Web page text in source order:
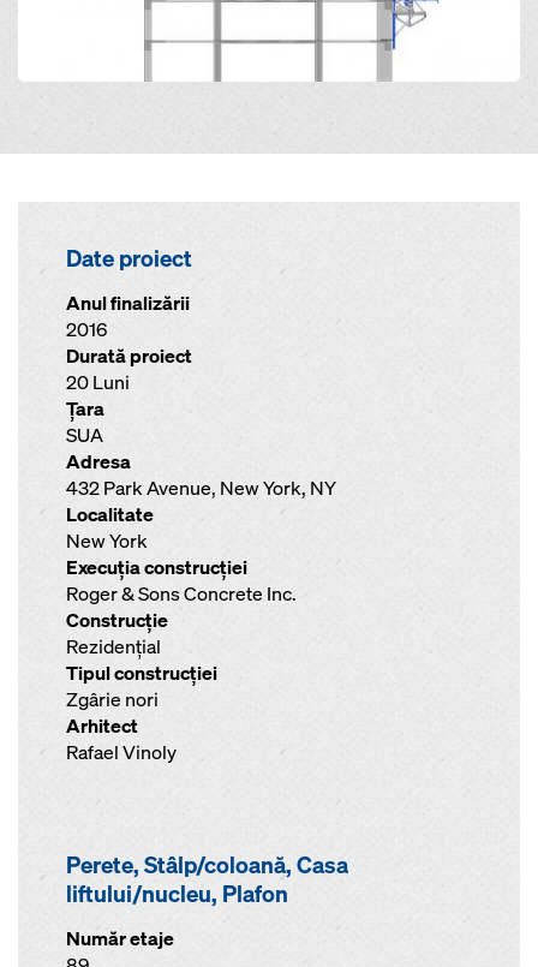
Date proiect
Anul finalizării
2016
Durată proiect
20 Luni
Ţara
SUA
Adresa
432 Park Avenue, New York, NY
Localitate
New York
Execuţia construcţiei
Roger & Sons Concrete Inc.
Construcţie
Rezidențial
Tipul construcţiei
Zgârie nori
Arhitect
Rafael Vinoly
Perete, Stâlp/coloană, Casa
liftului/nucleu, Plafon
Număr etaje